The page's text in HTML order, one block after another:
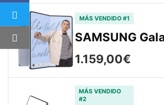
MÁS VENDIDO #1
SAMSUNG
1.159,00€
MÁS VENDIDO
#2